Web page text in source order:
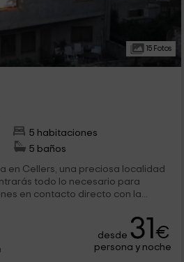
15 Fotos
5 habitaciones
5 baños
en Cellers, una preciosa localidad
todo lo necesario para
en contacto directo con la...
desde 31€
persona y noche